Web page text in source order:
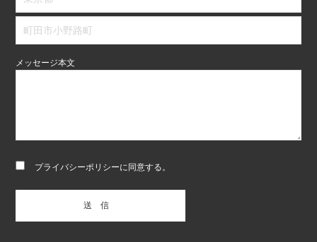
メッセージ本文
プライバシーポリシーに同意する。